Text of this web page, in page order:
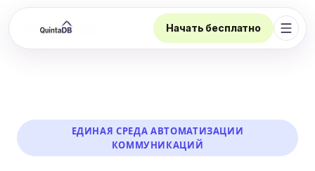
Начать бесплатно
ЕДИНАЯ СРЕДА АВТОМАТИЗАЦИИ
КОММУНИКАЦИЙ